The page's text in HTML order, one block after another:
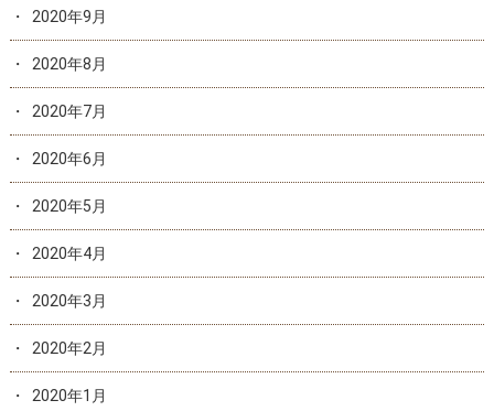
2020年9月
2020年8月
2020年7月
2020年6月
2020年5月
2020年4月
2020年3月
2020年2月
2020年1月